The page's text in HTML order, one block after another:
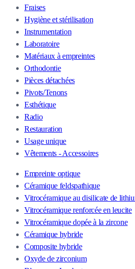
Fraises
Hygiène et stérilisation
Instrumentation
Laboratoire
Matériaux à empreintes
Orthodontie
Pièces détachées
Pivots/Tenons
Esthétique
Radio
Restauration
Usage unique
Vêtements - Accessoires
Empreinte optique
Céramique feldspathique
Vitrocéramique au disilicate de
Vitrocéramique renforcée en leucite
Vitrocéramique dopée à la zircone
Céramique hybride
Composite hybride
Oxyde de zirconium